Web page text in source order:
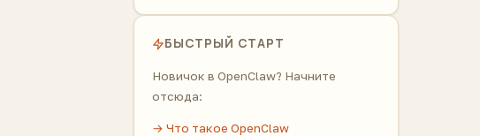
БЫСТРЫЙ СТАРТ
Новичок в OpenClaw? Начните
отсюда:
→ Что такое OpenClaw